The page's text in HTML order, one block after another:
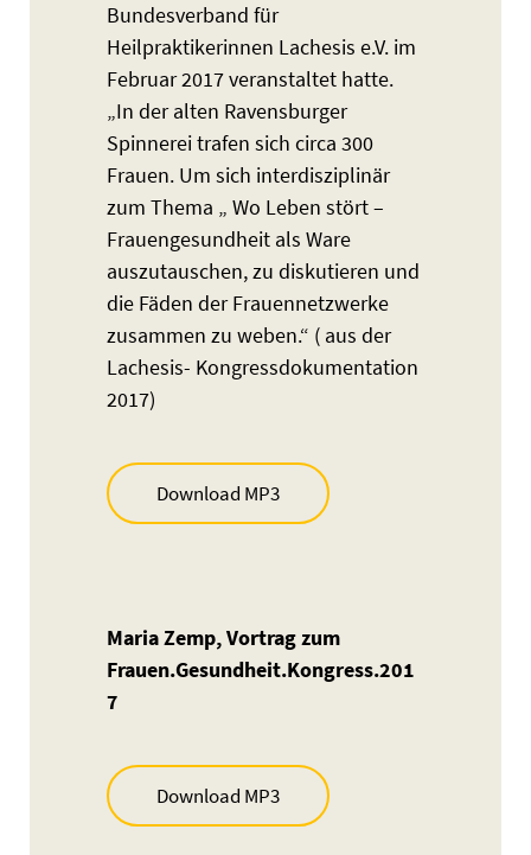
Bundesverband für
Heilpraktikerinnen Lachesis e.V. im
Februar 2017 veranstaltet hatte.
„In der alten Ravensburger
Spinnerei trafen sich circa 300
Frauen. Um sich interdisziplinär
zum Thema „ Wo Leben stört –
Frauengesundheit als Ware
auszutauschen, zu diskutieren und
die Fäden der Frauennetzwerke
zusammen zu weben.“ ( aus der
Lachesis- Kongressdokumentation
2017)
Download MP3
Maria Zemp, Vortrag zum
Frauen.Gesundheit.Kongress.201
7
Download MP3